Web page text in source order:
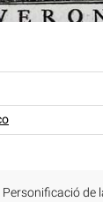
Personificació de